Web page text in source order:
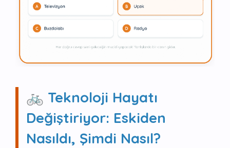
🚲 Teknoloji Hayatı
Değiştiriyor: Eskiden
Nasıldı, Şimdi Nasıl?